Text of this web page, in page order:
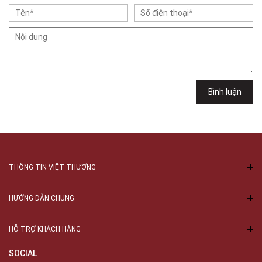
Việt Thương Music - 102Q An Dương Vương
102Q Đường An Dương Vương, Phường An Đông, TPHCM, Quận 5, Hồ Chí
Minh
Bình luận
THÔNG TIN VIỆT THƯƠNG
HƯỚNG DẪN CHUNG
HỖ TRỢ KHÁCH HÀNG
SOCIAL